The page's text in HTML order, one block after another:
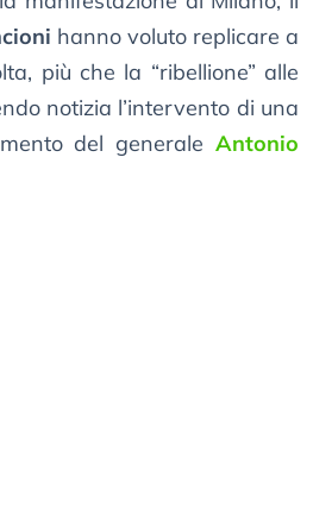
hanno voluto replicare a
più che la “ribellione” alle
notizia l’intervento di una
del generale Antonio